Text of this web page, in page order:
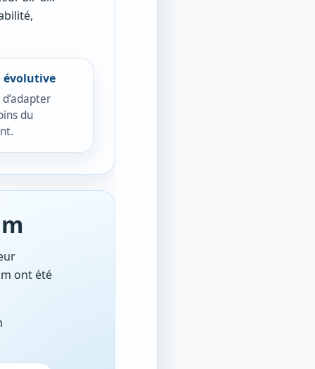
évolutive
du
ont été